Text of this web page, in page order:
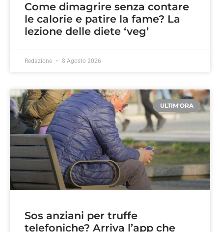
Come dimagrire senza contare
le calorie e patire la fame? La
lezione delle diete ‘veg’
Redazione 8 Agosto 2026
ULTIM'ORA
Sos anziani per truffe
telefoniche? Arriva l’app che